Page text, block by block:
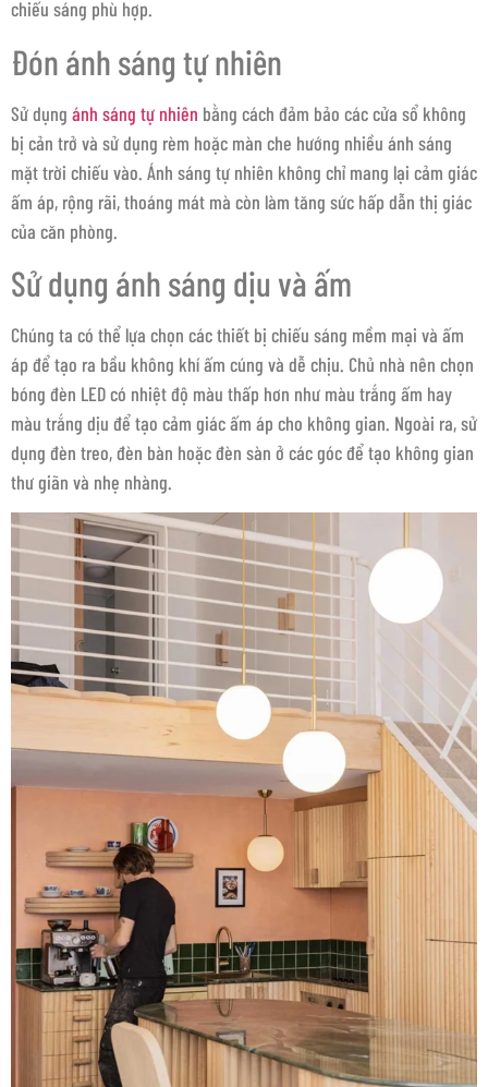
chiếu sáng phù hợp.
Đón ánh sáng tự nhiên
Sử dụng ánh sáng tự nhiên bằng cách đảm bảo các cửa sổ không
bị cản trở và sử dụng rèm hoặc màn che hướng nhiều ánh sáng
mặt trời chiếu vào. Ánh sáng tự nhiên không chỉ mang lại cảm giác
ấm áp, rộng rãi, thoáng mát mà còn làm tăng sức hấp dẫn thị giác
của căn phòng.
Sử dụng ánh sáng dịu và ấm
Chúng ta có thể lựa chọn các thiết bị chiếu sáng mềm mại và ấm
áp để tạo ra bầu không khí ấm cúng và dễ chịu. Chủ nhà nên chọn
bóng đèn LED có nhiệt độ màu thấp hơn như màu trắng ấm hay
màu trắng dịu để tạo cảm giác ấm áp cho không gian. Ngoài ra, sử
dụng đèn treo, đèn bàn hoặc đèn sàn ở các góc để tạo không gian
thư giãn và nhẹ nhàng.